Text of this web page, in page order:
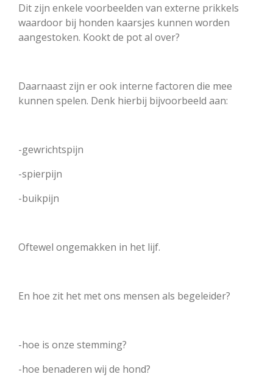
Dit zijn enkele voorbeelden van externe prikkels
waardoor bij honden kaarsjes kunnen worden
aangestoken. Kookt de pot al over?
Daarnaast zijn er ook interne factoren die mee
kunnen spelen. Denk hierbij bijvoorbeeld aan:
-gewrichtspijn
-spierpijn
-buikpijn
Oftewel ongemakken in het lijf.
En hoe zit het met ons mensen als begeleider?
-hoe is onze stemming?
-hoe benaderen wij de hond?